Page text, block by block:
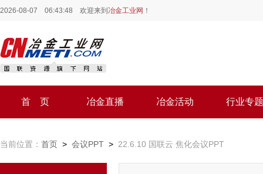
2026-08-07 06:43:48 欢迎来到 冶金工业网 ！
首 页 冶金直播 冶金活动 行业专题
当前位置： 首页 > 会议PPT > 22.6.10 国联云 焦化会议PPT